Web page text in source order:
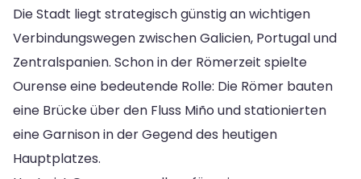
Die Stadt liegt strategisch günstig an wichtigen
Verbindungswegen zwischen Galicien, Portugal und
Zentralspanien. Schon in der Römerzeit spielte
Ourense eine bedeutende Rolle: Die Römer bauten
eine Brücke über den Fluss Miño und stationierten
eine Garnison in der Gegend des heutigen
Hauptplatzes.